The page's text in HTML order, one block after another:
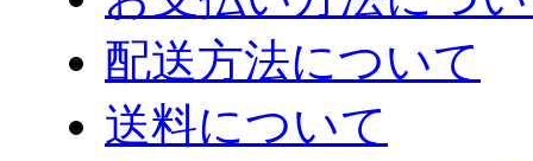
配送方法について
送料について